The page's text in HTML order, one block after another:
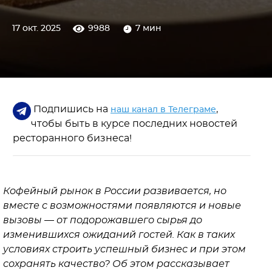
17 окт. 2025 9988 7 мин
Подпишись на наш канал в Телеграме,
чтобы быть в курсе последних новостей
ресторанного бизнеса!
Кофейный рынок в России развивается, но
вместе с возможностями появляются и новые
вызовы — от подорожавшего сырья до
изменившихся ожиданий гостей. Как в таких
условиях строить успешный бизнес и при этом
сохранять качество? Об этом рассказывает